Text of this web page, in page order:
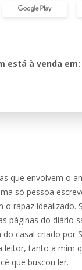
está à venda em:
que envolvem o
só pessoa
o rapaz idealizado.
páginas do diário
do casal criado por
leitor, tanto a mim
que buscou ler.